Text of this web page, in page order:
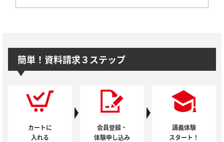
簡単！資料請求３ステップ
カートに
入れる
会員登録・
体験申し込み
講義体験
スタート！